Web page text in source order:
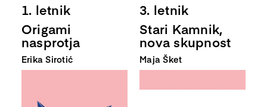
1. letnik
Origami
nasprotja
Erika Sirotić
3. letnik
Stari Kamnik,
nova skupnost
Maja Šket